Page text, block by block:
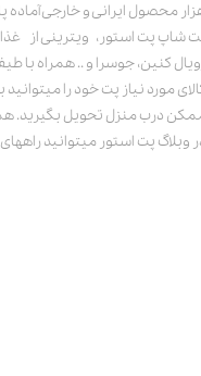
محصول ایرانی و خارجی
شاپ پت استور، ویترینی از
کنین، جوسرا و .. همراه با
مورد نیاز پت خود را
درب منزل تحویل بگیرید.
وبلاگ پت استور میتوانید